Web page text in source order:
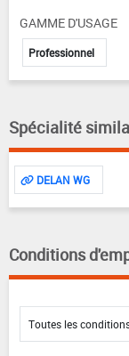
GAMME D'USAGE
Professionnel
Spécialité
DELAN WG
Conditions